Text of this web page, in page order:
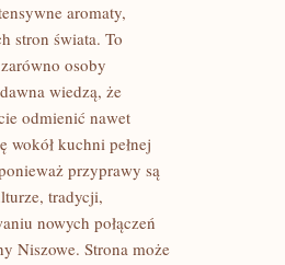
aromaty,
stron świata. To
osoby
wiedzą, że
odmienić nawet
wokół kuchni pełnej
przyprawy są
tradycji,
nowych połączeń
Niszowe. Strona może